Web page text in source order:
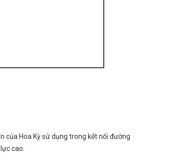
của Hoa Kỳ sử dụng trong kết nối đường
cao.